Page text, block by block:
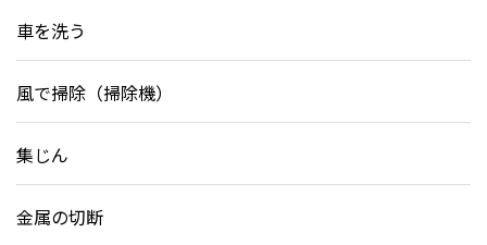
車を洗う
風で掃除（掃除機）
集じん
金属の切断